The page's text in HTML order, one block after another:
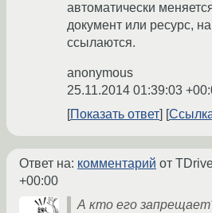
автоматически
документ или ресурс,
ссылаются.
anonymous
25.11.2014 01:39:03
Показать ответ
Ответ на: комментарий от
+00:00
А кто его